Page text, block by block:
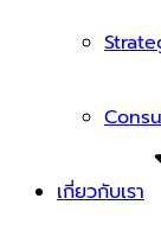
เกี่ยวกับเรา